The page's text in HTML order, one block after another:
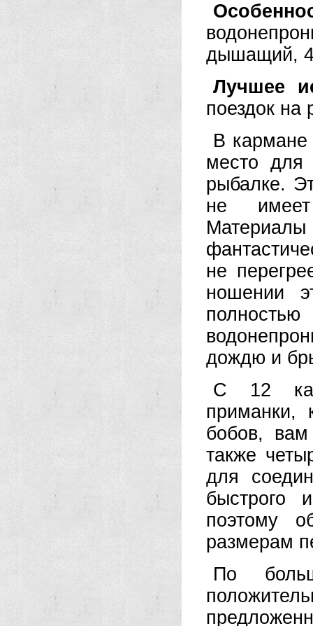
дышащий, 4
Лучшее
поездок на
В кармане
место для
рыбалке.
не имеет
не
ношении
дождю и
С 12
приманки,
бобов,
также
для
быстрого
поэтому
размерам
По